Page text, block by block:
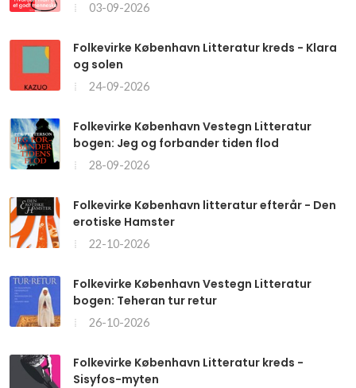
03-09-2026
Folkevirke København Litteratur kreds - Klara
og solen
24-09-2026
Folkevirke København Vestegn Litteratur
bogen: Jeg og forbander tiden flod
28-09-2026
Folkevirke København litteratur efterår - Den
erotiske Hamster
22-10-2026
Folkevirke København Vestegn Litteratur
bogen: Teheran tur retur
26-10-2026
Folkevirke København Litteratur kreds -
Sisyfos-myten